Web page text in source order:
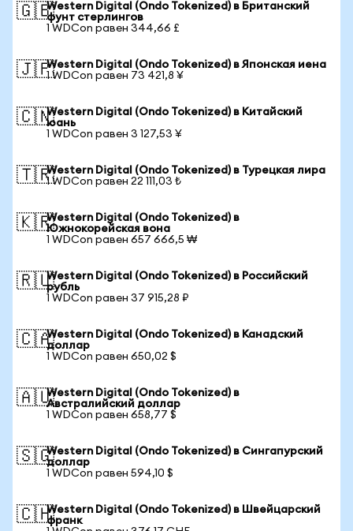
🇬🇧Western Digital (Ondo Tokenized) в Британский
фунт стерлингов
1 WDCon равен 344,66 £
🇯🇵Western Digital (Ondo Tokenized) в Японская иена
1 WDCon равен 73 421,8 ¥
🇨🇳Western Digital (Ondo Tokenized) в Китайский
юань
1 WDCon равен 3 127,53 ¥
🇹🇷Western Digital (Ondo Tokenized) в Турецкая лира
1 WDCon равен 22 111,03 ₺
🇰🇷Western Digital (Ondo Tokenized) в
Южнокорейская вона
1 WDCon равен 657 666,5 ₩
🇷🇺Western Digital (Ondo Tokenized) в Российский
рубль
1 WDCon равен 37 915,28 ₽
🇨🇦Western Digital (Ondo Tokenized) в Канадский
доллар
1 WDCon равен 650,02 $
🇦🇺Western Digital (Ondo Tokenized) в
Австралийский доллар
1 WDCon равен 658,77 $
🇸🇬Western Digital (Ondo Tokenized) в Сингапурский
доллар
1 WDCon равен 594,10 $
🇨🇭Western Digital (Ondo Tokenized) в Швейцарский
франк